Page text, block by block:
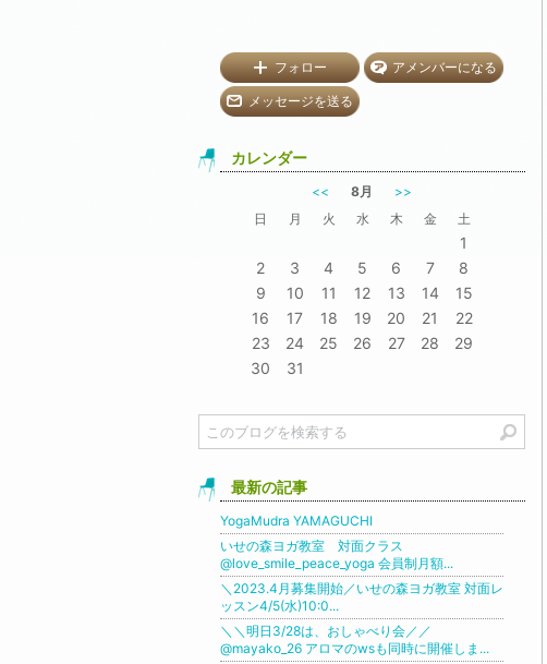
フォロー アメンバーになる
メッセージを送る
カレンダー
<< 8月
>>
日
月 火 水 木 金 土
1
2
3 4 5 6 7
8
9
10 11 12 13 14
15
16
17 18 19 20 21
22
23
24 25 26 27 28
29
30
31
最新の記事
YogaMudra YAMAGUCHI
いせの森ヨガ教室 対面クラス
@love_smile_peace_yoga 会員制月額...
＼2023.4月募集開始︎／いせの森ヨガ教室 対面レ
ッスン︎4/5(水)10:0...
＼＼明日3/28は、おしゃべり会／／
@mayako_26 アロマのwsも同時に開催しま...